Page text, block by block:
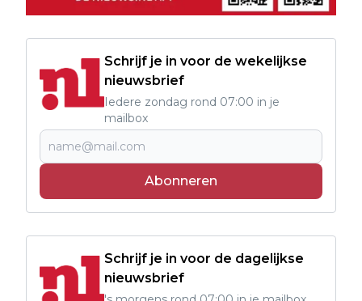
Schrijf je in voor de wekelijkse
nieuwsbrief
Iedere zondag rond 07:00 in je
mailbox
Abonneren
Schrijf je in voor de dagelijkse
nieuwsbrief